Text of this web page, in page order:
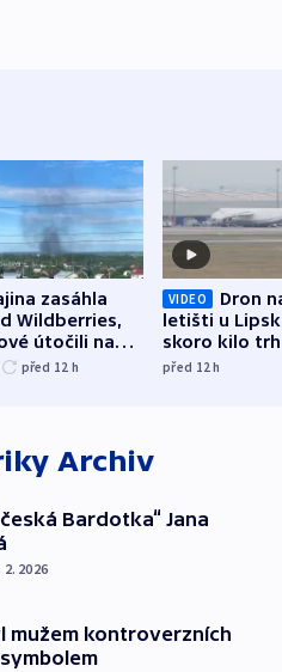
zasáhla
Wildberries,
útočili na
či
před 12 h
VIDEO
Dron
letišti u
skoro kilo
indicie
před 12h
Archiv
Bardotka“ Jana
2. 2026
mužem kontroverzních